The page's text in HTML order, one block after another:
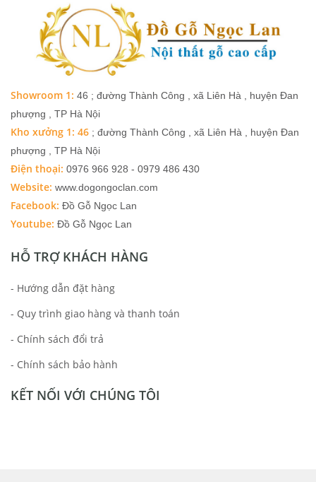
Showroom 1: 46 ; đường Thành Công , xã Liên Hà , huyện Đan
phượng , TP Hà Nội
Kho xưởng 1: 46 ; đường Thành Công , xã Liên Hà , huyện Đan
phượng , TP Hà Nội
Điện thoại: 0976 966 928 - 0979 486 430
Website: www.dogongoclan.com
Facebook: Đồ Gỗ Ngọc Lan
Youtube: Đồ Gỗ Ngọc Lan
HỖ TRỢ KHÁCH HÀNG
- Hướng dẫn đặt hàng
- Quy trình giao hàng và thanh toán
- Chính sách đổi trả
- Chính sách bảo hành
KẾT NỐI VỚI CHÚNG TÔI